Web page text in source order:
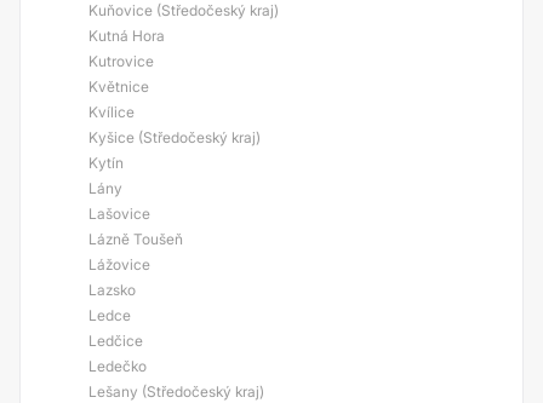
Kuňovice (Středočeský kraj)
Kutná Hora
Kutrovice
Květnice
Kvílice
Kyšice (Středočeský kraj)
Kytín
Lány
Lašovice
Lázně Toušeň
Lážovice
Lazsko
Ledce
Ledčice
Ledečko
Lešany (Středočeský kraj)